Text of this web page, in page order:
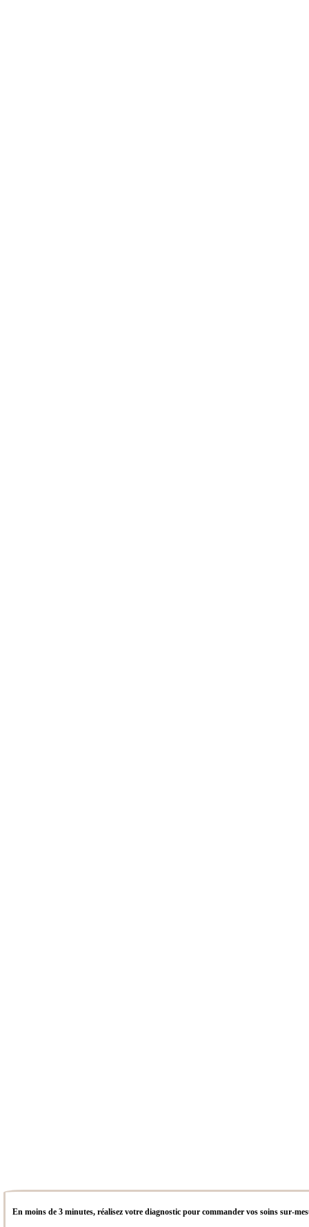
En moins de 3 minutes, réalisez votre diagnostic pour commander vos soins sur-